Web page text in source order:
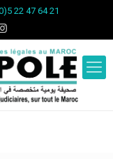
22 47 64 21